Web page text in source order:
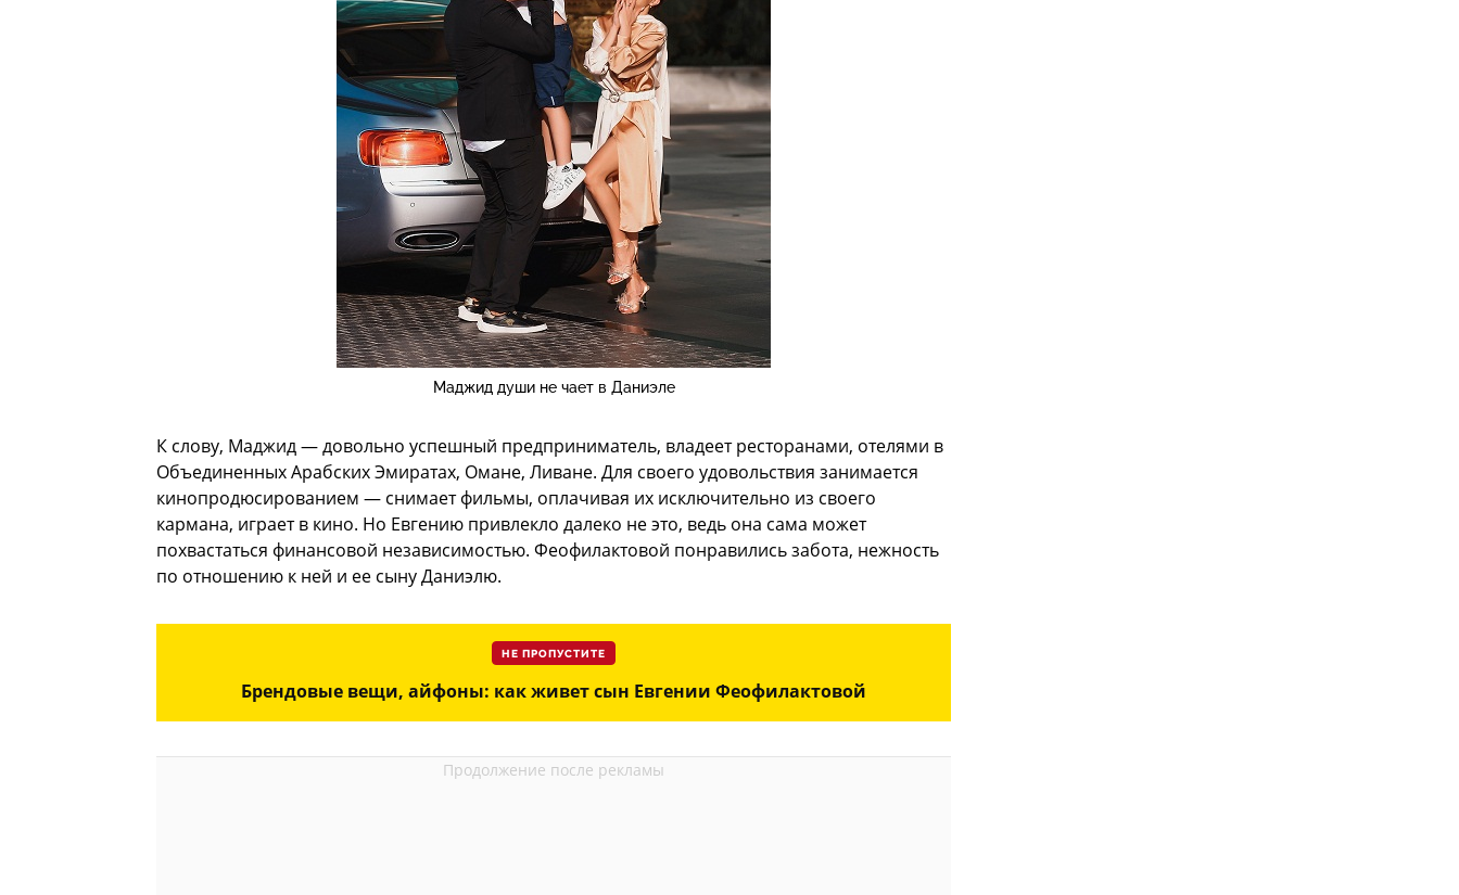
Маджид души не чает в Даниэле
К слову, Маджид — довольно успешный предприниматель, владеет ресторанами, отелями в
Объединенных Арабских Эмиратах, Омане, Ливане. Для своего удовольствия занимается
кинопродюсированием — снимает фильмы, оплачивая их исключительно из своего
кармана, играет в кино. Но Евгению привлекло далеко не это, ведь она сама может
похвастаться финансовой независимостью. Феофилактовой понравились забота, нежность
по отношению к ней и ее сыну Даниэлю.
НЕ ПРОПУСТИТЕ
Брендовые вещи, айфоны: как живет сын Евгении Феофилактовой